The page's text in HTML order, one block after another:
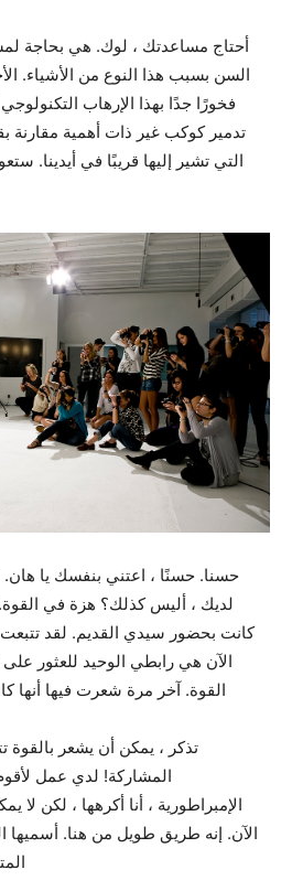
أحتاج مساعدتك ، لوك. هي بحاجة
السن بسبب هذا النوع من الأشياء.
فخورًا جدًا بهذا الإرهاب
تدمير كوكب غير ذات أهمية مقارنة
التي تشير إليها قريبًا في أيدينا.
حسنا. حسنًا ، اعتني بنفسك يا
لديك ، أليس كذلك؟ هزة في
كانت بحضور سيدي القديم. لقد
الآن هي رابطي الوحيد للعثور
القوة. آخر مرة شعرت فيها أنها
تذكر ، يمكن أن يشعر بالقوة
المشاركة! لدي عمل
الإمبراطورية ، أنا أكرهها ، لكن
الآن. إنه طريق طويل من هنا.